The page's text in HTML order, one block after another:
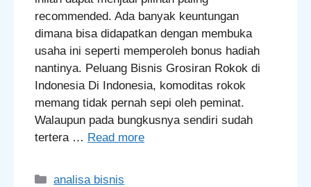
recommended. Ada banyak keuntungan
dimana bisa didapatkan dengan membuka
usaha ini seperti memperoleh bonus hadiah
nantinya. Peluang Bisnis Grosiran Rokok di
Indonesia Di Indonesia, komoditas rokok
memang tidak pernah sepi oleh peminat.
Walaupun pada bungkusnya sendiri sudah
tertera … Read more
Categories
analisa bisnis